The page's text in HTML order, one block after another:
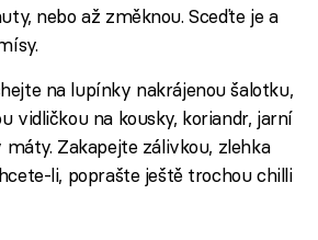
nebo až změknou. Sceďte je a
na lupínky nakrájenou šalotku,
vidličkou na kousky, koriandr, jarní
Zakapejte zálivkou, zlehka
li, poprašte ještě trochou chilli